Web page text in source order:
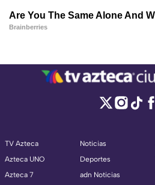
TV Azteca
Azteca UNO
Azteca 7
Noticias
Deportes
adn Noticias